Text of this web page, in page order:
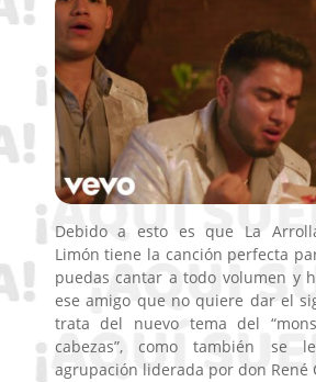
Debido a esto es que La
Limón tiene la canción perfecta
puedas cantar a todo volumen y
ese amigo que no quiere dar el
trata del nuevo tema del
cabezas”, como también se
agrupación liderada por don René